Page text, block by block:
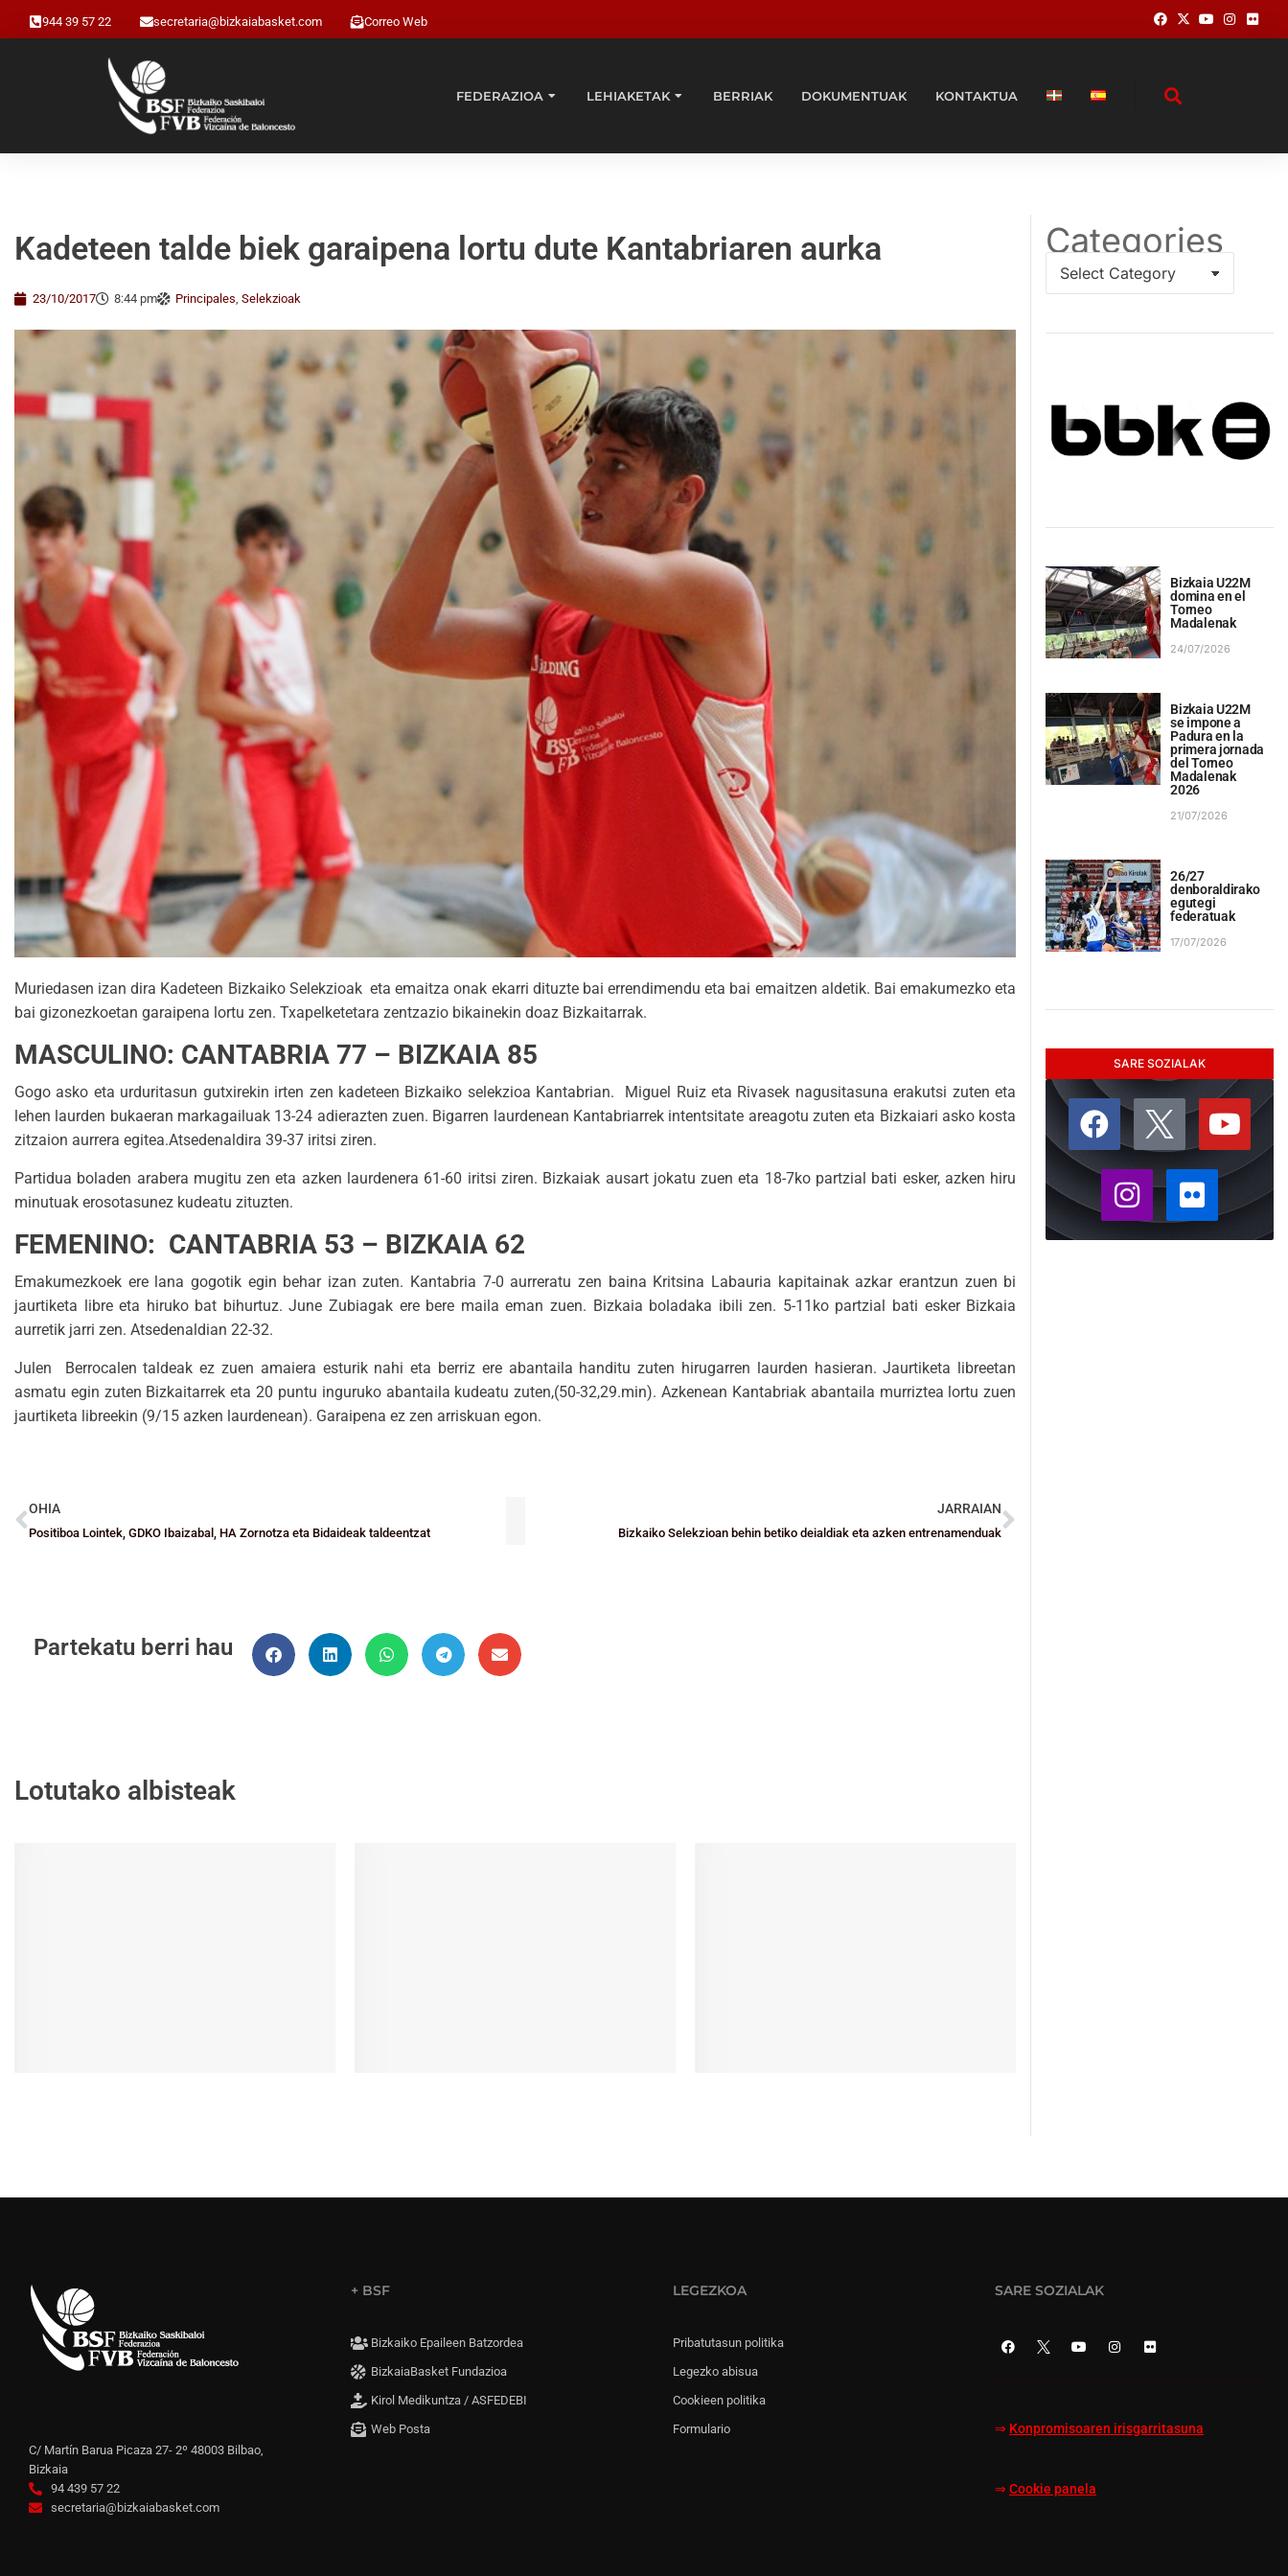
944 39 57 22 secretaria@bizkaiabasket.com Correo Web
FEDERAZIOA LEHIAKETAK BERRIAK DOKUMENTUAK KONTAKTUA
Kadeteen talde biek garaipena lortu dute Kantabriaren aurka
23/10/2017 8:44 pm Principales, Selekzioak
Muriedasen izan dira Kadeteen Bizkaiko Selekzioak eta emaitza onak ekarri dituzte bai errendimendu eta bai emaitzen aldetik. Bai emakumezko eta
bai gizonezkoetan garaipena lortu zen. Txapelketetara zentzazio bikainekin doaz Bizkaitarrak.
MASCULINO: CANTABRIA 77 – BIZKAIA 85
Gogo asko eta urduritasun gutxirekin irten zen kadeteen Bizkaiko selekzioa Kantabrian. Miguel Ruiz eta Rivasek nagusitasuna erakutsi zuten eta
lehen laurden bukaeran markagailuak 13-24 adierazten zuen. Bigarren laurdenean Kantabriarrek intentsitate areagotu zuten eta Bizkaiari asko kosta
zitzaion aurrera egitea.Atsedenaldira 39-37 iritsi ziren.
Partidua boladen arabera mugitu zen eta azken laurdenera 61-60 iritsi ziren. Bizkaiak ausart jokatu zuen eta 18-7ko partzial bati esker, azken hiru
minutuak erosotasunez kudeatu zituzten.
FEMENINO: CANTABRIA 53 – BIZKAIA 62
Emakumezkoek ere lana gogotik egin behar izan zuten. Kantabria 7-0 aurreratu zen baina Kritsina Labauria kapitainak azkar erantzun zuen bi
jaurtiketa libre eta hiruko bat bihurtuz. June Zubiagak ere bere maila eman zuen. Bizkaia boladaka ibili zen. 5-11ko partzial bati esker Bizkaia
aurretik jarri zen. Atsedenaldian 22-32.
Julen Berrocalen taldeak ez zuen amaiera esturik nahi eta berriz ere abantaila handitu zuten hirugarren laurden hasieran. Jaurtiketa libreetan
asmatu egin zuten Bizkaitarrek eta 20 puntu inguruko abantaila kudeatu zuten,(50-32,29.min). Azkenean Kantabriak abantaila murriztea lortu zuen
jaurtiketa libreekin (9/15 azken laurdenean). Garaipena ez zen arriskuan egon.
OHIA
Positiboa Lointek, GDKO Ibaizabal, HA Zornotza eta Bidaideak taldeentzat
JARRAIAN
Bizkaiko Selekzioan behin betiko deialdiak eta azken entrenamenduak
Partekatu berri hau
Lotutako albisteak
Categories
Bizkaia U22M
domina en el
Torneo
Madalenak
24/07/2026
Bizkaia U22M
se impone a
Padura en la
primera jornada
del Torneo
Madalenak
2026
21/07/2026
26/27
denboraldirako
egutegi
federatuak
17/07/2026
SARE SOZIALAK
C/ Martín Barua Picaza 27- 2º 48003 Bilbao,
Bizkaia
94 439 57 22
secretaria@bizkaiabasket.com
+ BSF
Bizkaiko Epaileen Batzordea
BizkaiaBasket Fundazioa
Kirol Medikuntza / ASFEDEBI
Web Posta
LEGEZKOA
Pribatutasun politika
Legezko abisua
Cookieen politika
Formulario
SARE SOZIALAK
⇒ Konpromisoaren irisgarritasuna
⇒ Cookie panela